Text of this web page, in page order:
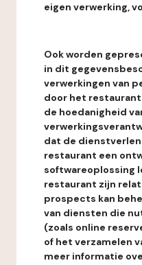
eigen verwerking,
Ook worden
in dit
verwerkingen van
door het
de hoedanigheid
dat de
restaurant een
softwareoplossing
restaurant zijn
prospects kan
van diensten die
(zoals online
of het verzamelen
meer informatie